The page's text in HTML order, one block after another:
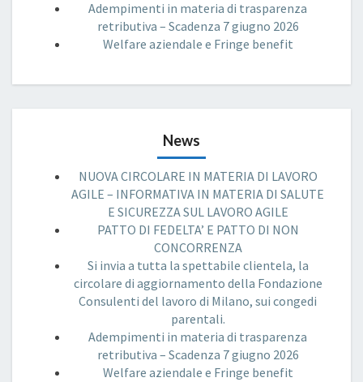
Adempimenti in materia di trasparenza
retributiva – Scadenza 7 giugno 2026
Welfare aziendale e Fringe benefit
News
NUOVA CIRCOLARE IN MATERIA DI LAVORO
AGILE – INFORMATIVA IN MATERIA DI SALUTE
E SICUREZZA SUL LAVORO AGILE
PATTO DI FEDELTA’ E PATTO DI NON
CONCORRENZA
Si invia a tutta la spettabile clientela, la
circolare di aggiornamento della Fondazione
Consulenti del lavoro di Milano, sui congedi
parentali.
Adempimenti in materia di trasparenza
retributiva – Scadenza 7 giugno 2026
Welfare aziendale e Fringe benefit